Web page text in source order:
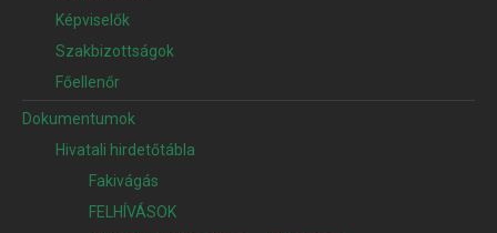
Képviselők
Szakbizottságok
Főellenőr
Dokumentumok
Hivatali hirdetőtábla
Fakivágás
FELHÍVÁSOK